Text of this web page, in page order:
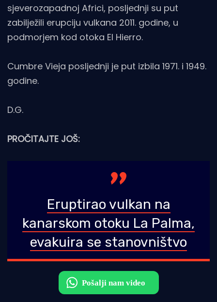
sjeverozapadnoj Africi, posljednji su put
zabilježili erupciju vulkana 2011. godine, u
podmorjem kod otoka El Hierro.
Cumbre Vieja posljednji je put izbila 1971. i 1949.
godine.
D.G.
PROČITAJTE JOŠ:
Eruptirao vulkan na
kanarskom otoku La Palma,
evakuira se stanovništvo